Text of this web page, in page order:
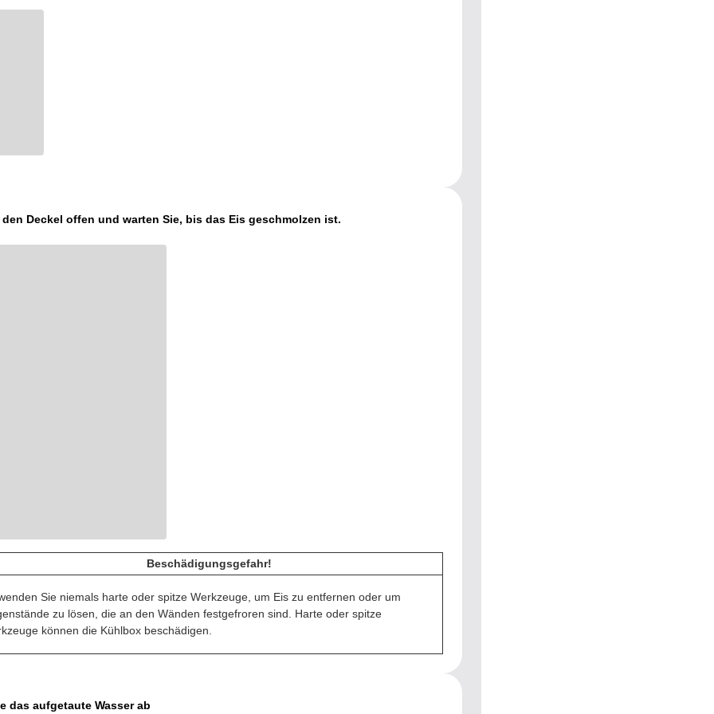
den Deckel offen und warten Sie, bis das Eis geschmolzen ist.
Beschädigungsgefahr!
Sie niemals harte oder spitze Werkzeuge, um Eis zu entfernen oder um
zu lösen, die an den Wänden festgefroren sind. Harte oder spitze
können die Kühlbox beschädigen.
das aufgetaute Wasser ab